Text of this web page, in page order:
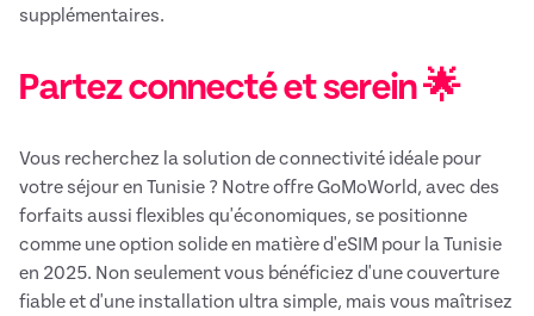
supplémentaires.
Partez connecté et serein 🌟
Vous recherchez la solution de connectivité idéale pour
votre séjour en Tunisie ? Notre offre GoMoWorld, avec des
forfaits aussi flexibles qu'économiques, se positionne
comme une option solide en matière d'eSIM pour la Tunisie
en 2025. Non seulement vous bénéficiez d'une couverture
fiable et d'une installation ultra simple, mais vous maîtrisez